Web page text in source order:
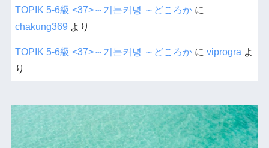
TOPIK 5-6級 <37>～기는커녕 ～どころかに
chakung369 より
TOPIK 5-6級 <37>～기는커녕 ～どころかに viprogra よ
り